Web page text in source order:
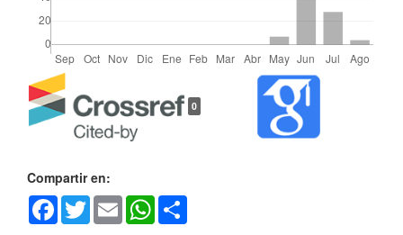
Detalles
del
artículo
0
Compartir en:
Facebook
TwitterEmail WhatsApp